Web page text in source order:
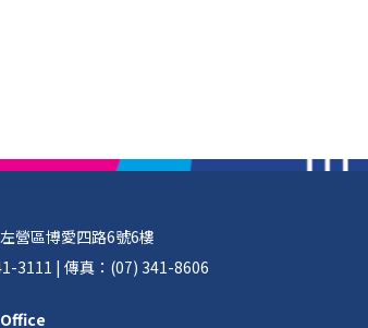
營區博愛四路6號6樓
3111 | 傳真：(07) 341-8606